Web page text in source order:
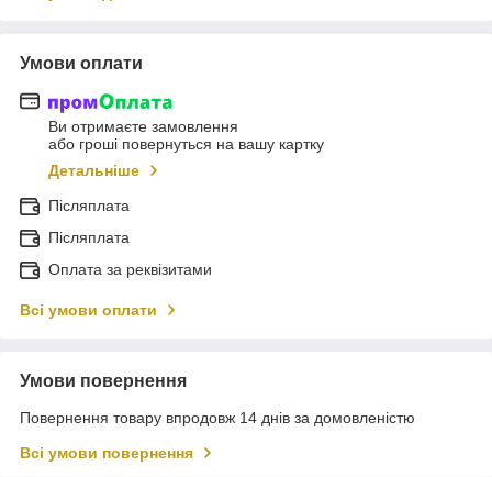
Умови оплати
Ви отримаєте замовлення
або гроші повернуться на вашу картку
Детальніше
Післяплата
Післяплата
Оплата за реквізитами
Всі умови оплати
Умови повернення
Повернення товару впродовж 14 днів за домовленістю
Всі умови повернення